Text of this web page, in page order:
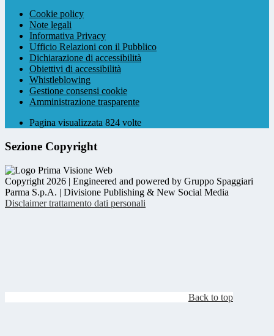
Cookie policy
Note legali
Informativa Privacy
Ufficio Relazioni con il Pubblico
Dichiarazione di accessibilità
Obiettivi di accessibilità
Whistleblowing
Gestione consensi cookie
Amministrazione trasparente
Pagina visualizzata 824 volte
Sezione Copyright
Copyright 2026 | Engineered and powered by Gruppo Spaggiari
Parma S.p.A. | Divisione Publishing & New Social Media
Disclaimer trattamento dati personali
Back to top